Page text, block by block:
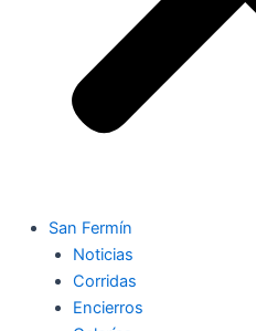
San Fermín
Noticias
Corridas
Encierros